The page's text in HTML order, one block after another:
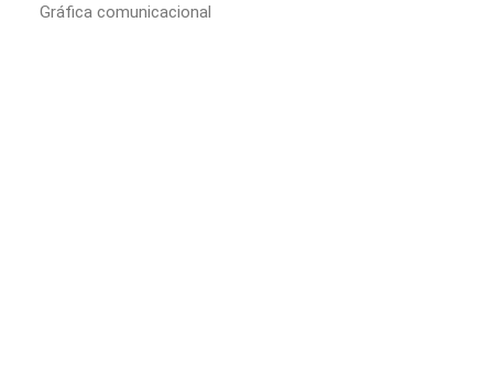
Gráfica comunicacional